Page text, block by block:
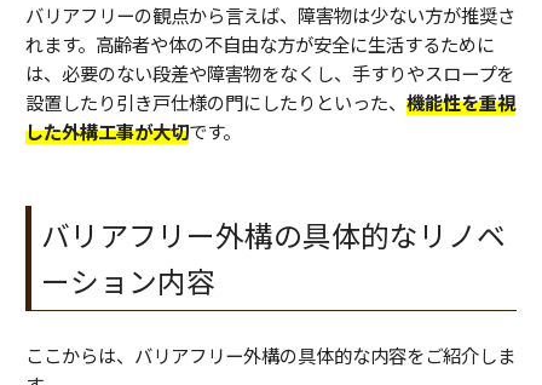
バリアフリーの観点から言えば、障害物は少ない方が推奨さ
れます。高齢者や体の不自由な方が安全に生活するために
は、必要のない段差や障害物をなくし、手すりやスロープを
設置したり引き戸仕様の門にしたりといった、 機能性を重視
した外構工事が大切です。
バリアフリー外構の具体的なリノベ
ーション内容
ここからは、バリアフリー外構の具体的な内容をご紹介しま